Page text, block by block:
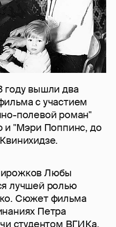
вышли два
с участием
полевой роман"
и "Мэри Поппинс, до
Любы
лучшей ролью
Сюжет фильма
Петра
студентом ВГИКа,